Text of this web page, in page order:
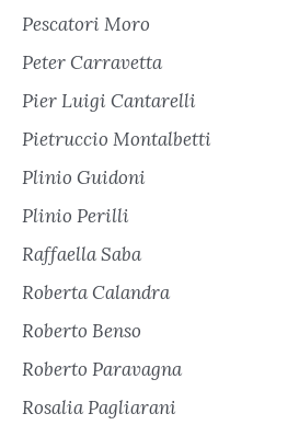
Pescatori Moro
Peter Carravetta
Pier Luigi Cantarelli
Pietruccio Montalbetti
Plinio Guidoni
Plinio Perilli
Raffaella Saba
Roberta Calandra
Roberto Benso
Roberto Paravagna
Rosalia Pagliarani